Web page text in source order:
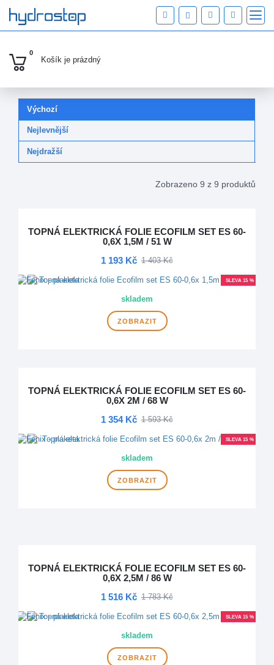
0
Košík je prázdný
Výchozí
Nejlevnější
Nejdražší
Zobrazeno 9 z 9 produktů
TOPNÁ ELEKTRICKÁ FOLIE ECOFILM SET ES 60-
0,6X 1,5M / 51 W
1 193 Kč 1 403 Kč
SLEVA 15 %
skladem
ZOBRAZIT
TOPNÁ ELEKTRICKÁ FOLIE ECOFILM SET ES 60-
0,6X 2M / 68 W
1 354 Kč 1 593 Kč
SLEVA 15 %
skladem
ZOBRAZIT
TOPNÁ ELEKTRICKÁ FOLIE ECOFILM SET ES 60-
0,6X 2,5M / 86 W
1 516 Kč 1 783 Kč
SLEVA 15 %
skladem
ZOBRAZIT